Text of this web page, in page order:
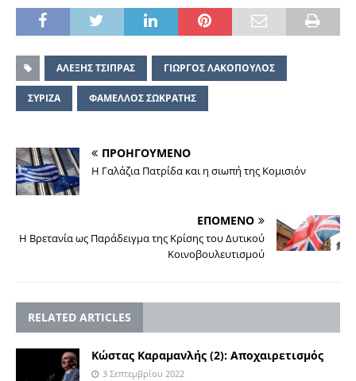
ΑΛΕΞΗΣ ΤΣΙΠΡΑΣ ΓΙΩΡΓΟΣ ΛΑΚΟΠΟΥΛΟΣ
ΣΥΡΙΖΑ ΦΑΜΕΛΛΟΣ ΣΩΚΡΑΤΗΣ
ΠΡΟΗΓΟΥΜΕΝΟ
Η Γαλάζια Πατρίδα και η σιωπή της Κομισιόν
ΕΠΟΜΕΝΟ
Η Βρετανία ως Παράδειγμα της Κρίσης του Δυτικού
Κοινοβουλευτισμού
RELATED ARTICLES
Κώστας Καραμανλής (2): Αποχαιρετισμός
3 Σεπτεμβρίου 2022